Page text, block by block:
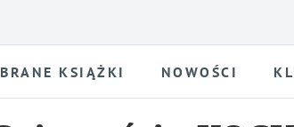
KSIĄŻKI NOWOŚCI